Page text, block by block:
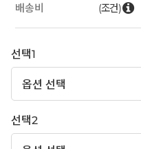
배송비 (조건)
선택1
선택2